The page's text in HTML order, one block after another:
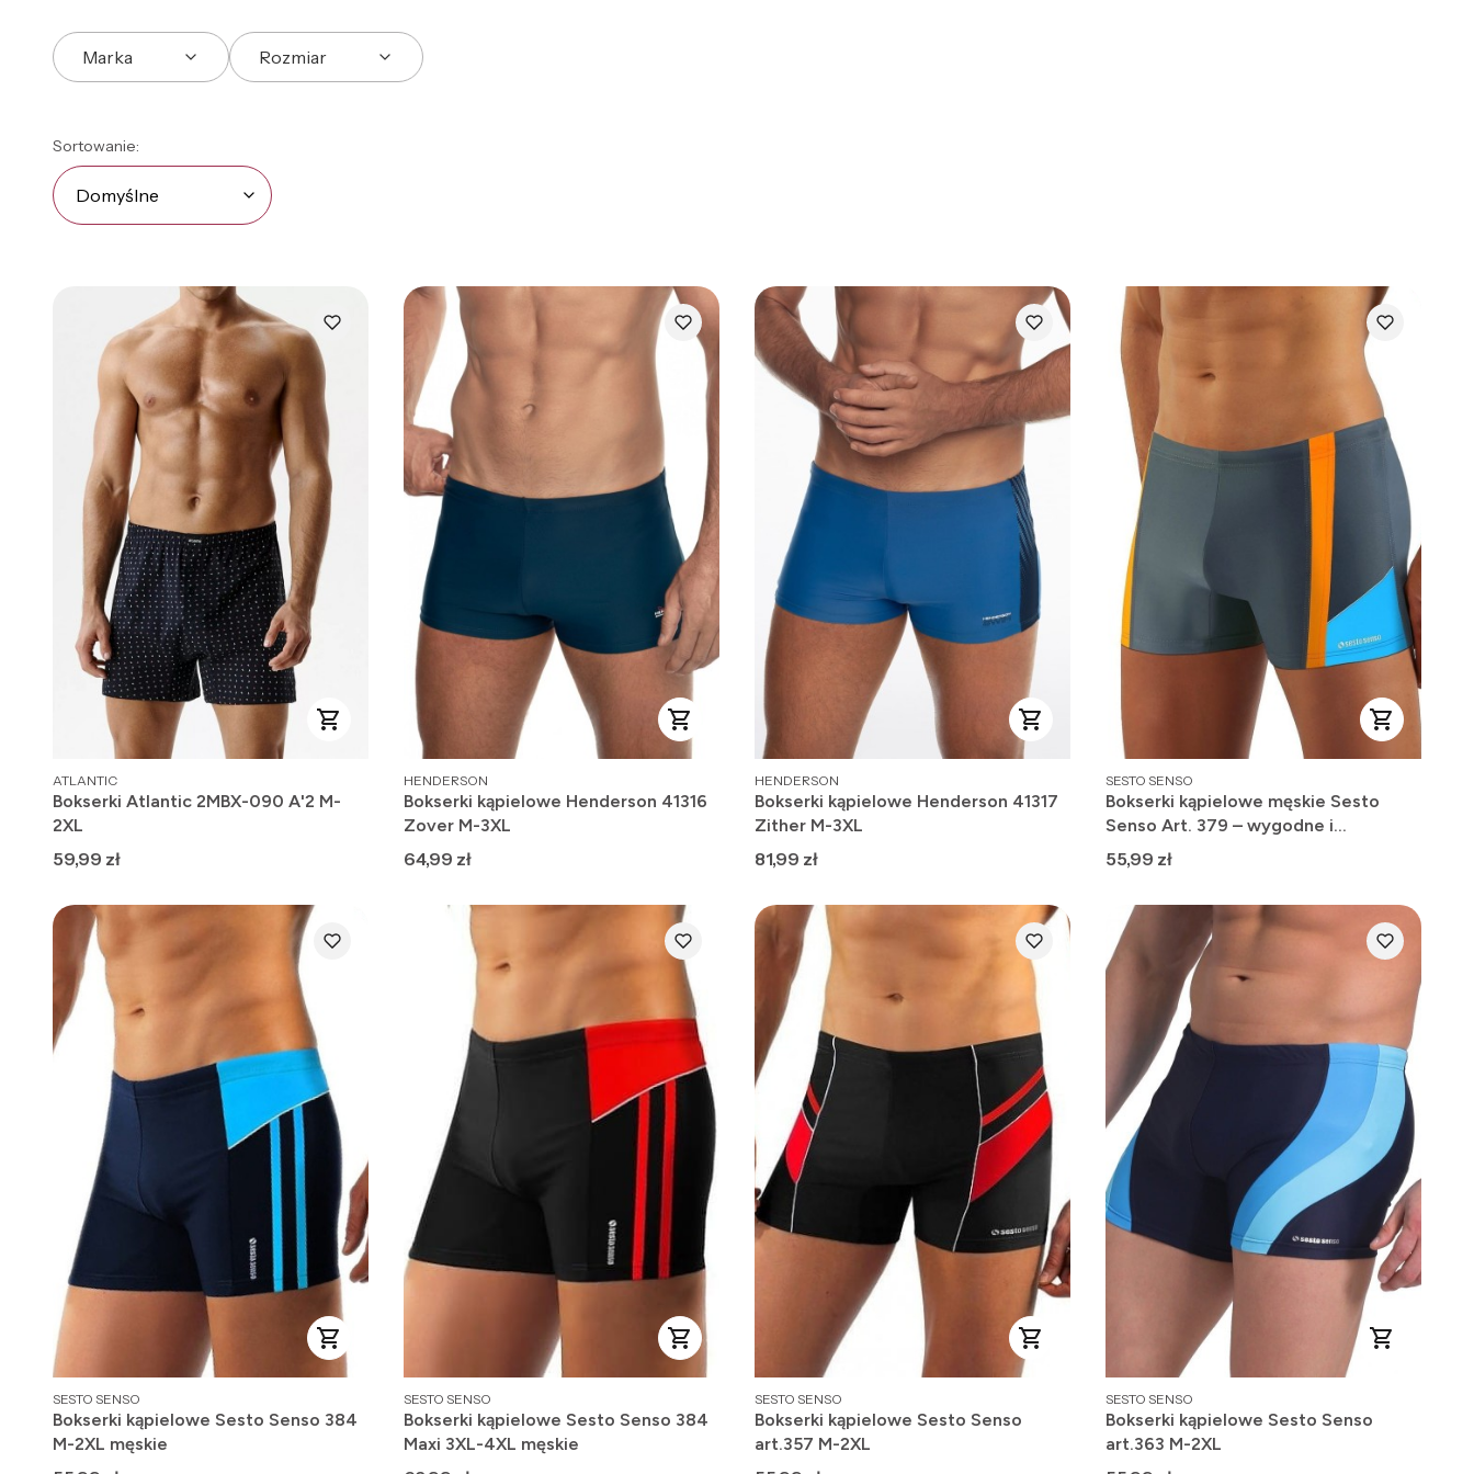
Marka Rozmiar
Lista produktów
Sortowanie:
Domyślne
PRODUCENT
ATLANTIC
Bokserki Atlantic 2MBX-090 A'2 M-
2XL
Cena
59,99 zł
PRODUCENT
HENDERSON
Bokserki kąpielowe Henderson 41316
Zover M-3XL
Cena
64,99 zł
PRODUCENT
HENDERSON
Bokserki kąpielowe Henderson 41317
Zither M-3XL
Cena
81,99 zł
PRODUCENT
SESTO SENSO
Bokserki kąpielowe męskie Sesto
Senso Art. 379 – wygodne i
szybkoschnące
Cena
55,99 zł
PRODUCENT
SESTO SENSO
Bokserki kąpielowe Sesto Senso 384
M-2XL męskie
PRODUCENT
SESTO SENSO
Bokserki kąpielowe Sesto Senso 384
Maxi 3XL-4XL męskie
PRODUCENT
SESTO SENSO
Bokserki kąpielowe Sesto Senso
art.357 M-2XL
PRODUCENT
SESTO SENSO
Bokserki kąpielowe Sesto Senso
art.363 M-2XL